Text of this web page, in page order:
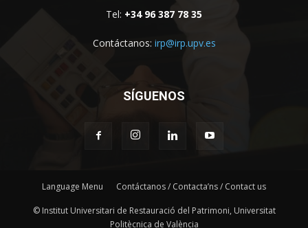
Tel: +34 96 387 78 35
Contáctanos: irp@irp.upv.es
SÍGUENOS
Language Menu Contáctanos / Contacta’ns / Contact us
© Institut Universitari de Restauració del Patrimoni, Universitat
Politècnica de València